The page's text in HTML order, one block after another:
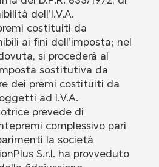
dell’I.V.A.
costituiti da
ai fini dell’imposta; nel
si procederà al
sostitutiva da
dei premi costituiti da
ad I.V.A.
prevede di
complessivo pari
la società
S.r.l. ha provveduto